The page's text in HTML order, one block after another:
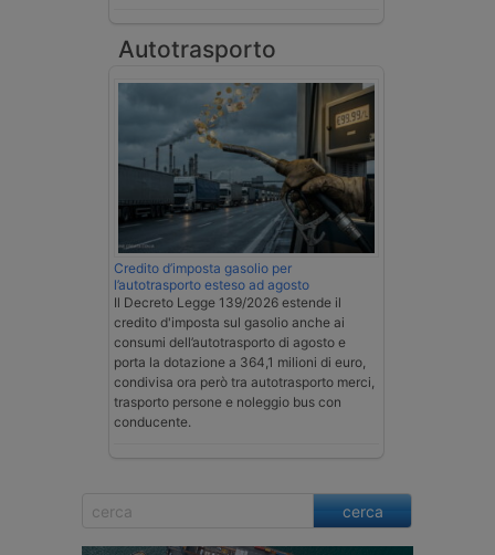
Autotrasporto
Credito d’imposta gasolio per
l’autotrasporto esteso ad agosto
Il Decreto Legge 139/2026 estende il
credito d'imposta sul gasolio anche ai
consumi dell’autotrasporto di agosto e
porta la dotazione a 364,1 milioni di euro,
condivisa ora però tra autotrasporto merci,
trasporto persone e noleggio bus con
conducente.
cerca